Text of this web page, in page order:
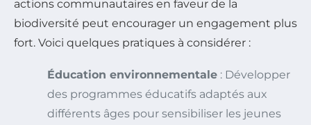
actions communautaires en faveur de la
biodiversité peut encourager un engagement plus
fort. Voici quelques pratiques à considérer :
Éducation environnementale : Développer
des programmes éducatifs adaptés aux
différents âges pour sensibiliser les jeunes